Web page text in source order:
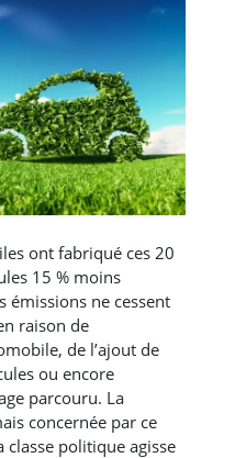
ont fabriqué ces 20
15 % moins
émissions ne cessent
raison de
de l’ajout de
ou encore
parcouru. La
concernée par ce
politique agisse